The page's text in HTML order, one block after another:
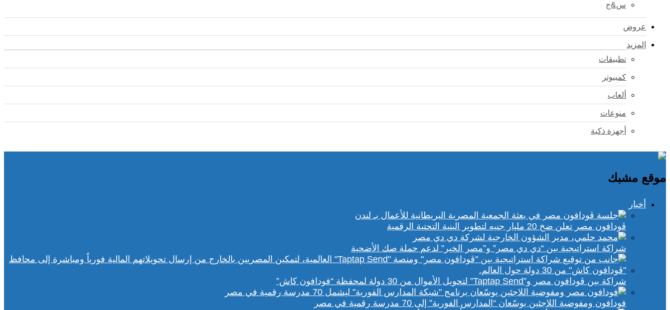
س&ج
عروض
المزيد
تطبيقات
كمبيوتر
ألعاب
منوعات
أجهزة ذكية
موقع مشبك
أخبار
ڤودافون مصر تعلن ضخ 20 مليار جنيه لتطوير البنية التحتية الرقمية
شراكة استراتيجية بين “دي دي مصر” و”مصر الخير” لدعم حملة صك الأضحية
شراكة بين ڤودافون مصر و”Taptap Send” لتحويل الأموال من 30 دولة لمحفظة “فودافون كاش”
فودافون ومفوضية اللاجئين يوسّعان “المدارس الفورية” إلى 70 مدرسة رقمية في مصر